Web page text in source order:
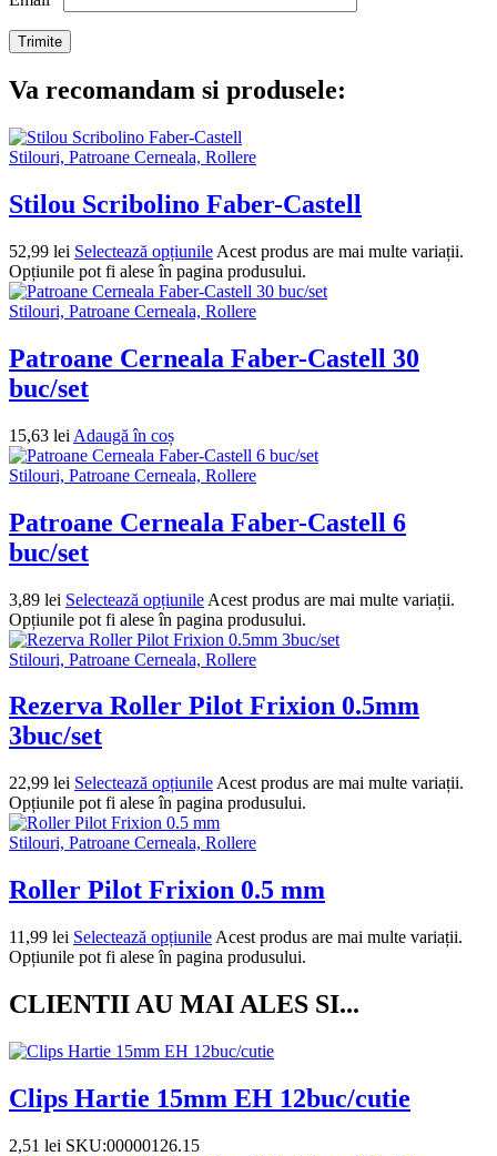
Va recomandam si produsele:
Stilouri, Patroane Cerneala, Rollere
Stilou Scribolino Faber-Castell
52,99 lei Selectează opțiunile Acest produs are mai multe variații.
Opțiunile pot fi alese în pagina produsului.
Stilouri, Patroane Cerneala, Rollere
Patroane Cerneala Faber-Castell 30
buc/set
15,63 lei Adaugă în coș
Stilouri, Patroane Cerneala, Rollere
Patroane Cerneala Faber-Castell 6
buc/set
3,89 lei Selectează opțiunile Acest produs are mai multe variații.
Opțiunile pot fi alese în pagina produsului.
Stilouri, Patroane Cerneala, Rollere
Rezerva Roller Pilot Frixion 0.5mm
3buc/set
22,99 lei Selectează opțiunile Acest produs are mai multe variații.
Opțiunile pot fi alese în pagina produsului.
Stilouri, Patroane Cerneala, Rollere
Roller Pilot Frixion 0.5 mm
11,99 lei Selectează opțiunile Acest produs are mai multe variații.
Opțiunile pot fi alese în pagina produsului.
CLIENTII AU MAI ALES SI...
Clips Hartie 15mm EH 12buc/cutie
2,51 lei SKU:00000126.15